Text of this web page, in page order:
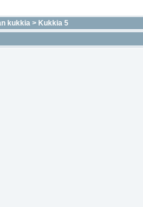
kukkia > Kukkia 5